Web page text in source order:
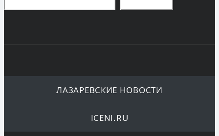
ЛАЗАРЕВСКИЕ НОВОСТИ
ICENI.RU